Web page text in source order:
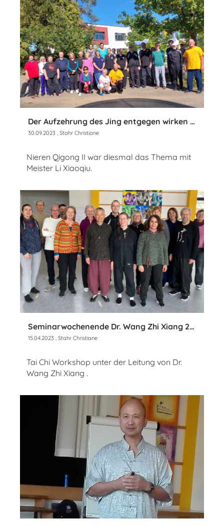
Der Aufzehrung des Jing entgegen wirken und das Yuan-Qi nähren
30.09.2023 , Stahr Christiane
Nieren Qigong II war diesmal das Thema mit
Meister Li Xiaoqiu.
Seminarwochenende Dr. Wang Zhi Xiang 2023
15.04.2023 , Stahr Christiane
Tai Chi Workshop unter der Leitung von Dr.
Wang Zhi Xiang .